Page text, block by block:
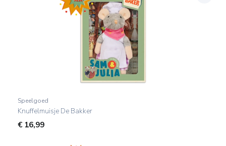
Speelgoed
Knuffelmuisje De Bakker
€ 16,99